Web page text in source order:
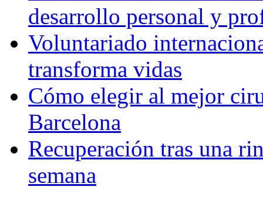
desarrollo personal y
Voluntariado
transforma vidas
Cómo elegir al mejor
Barcelona
Recuperación tras una
semana